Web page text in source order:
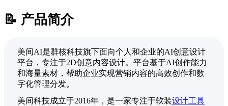
📝 产品简介
美间AI是群核科技旗下面向个人和企业的AI创意设计
平台，专注于2D创意内容设计。平台基于AI创作能力
和海量素材，帮助企业实现营销内容的高效创作和数
字化管理分发。
美间科技成立于2016年，是一家专注于软装设计工具